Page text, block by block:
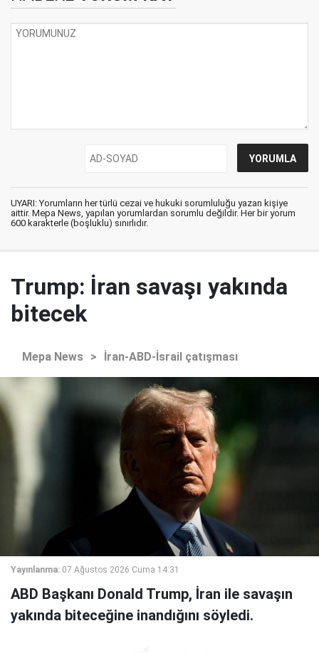
UYARI: Yorumların her türlü cezai ve hukuki sorumluluğu yazan kişiye
aittir. Mepa News, yapılan yorumlardan sorumlu değildir. Her bir yorum
600 karakterle (boşluklu) sınırlıdır.
Trump: İran savaşı yakında
bitecek
Mepa News > İran-ABD-İsrail çatışması
Yayınlanma: 07 Ağustos 2026 Cuma 14:31
ABD Başkanı Donald Trump, İran ile savaşın
yakında biteceğine inandığını söyledi.